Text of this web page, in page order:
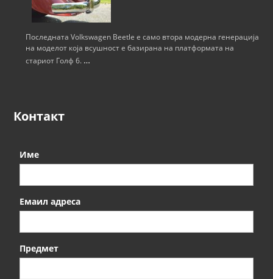
Последната Volkswagen Beetle е само втора модерна генерација
на моделот која всушност е базирана на платформата на
стариот Голф 6. …
Контакт
Име
Емаил адреса
Предмет